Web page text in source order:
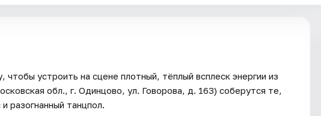
устроить на сцене плотный, тёплый всплеск энергии из
обл., г. Одинцово, ул. Говорова, д. 163) соберутся те,
разогнанный танцпол.